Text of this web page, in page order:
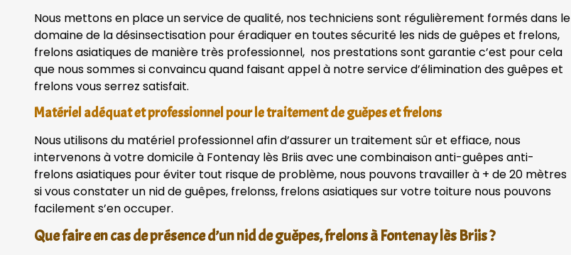
Nous mettons en place un service de qualité, nos techniciens sont régulièrement formés dans le
domaine de la désinsectisation pour éradiquer en toutes sécurité les nids de guêpes et frelons,
frelons asiatiques de manière très professionnel, nos prestations sont garantie c’est pour cela
que nous sommes si convaincu quand faisant appel à notre service d’élimination des guêpes et
frelons vous serrez satisfait.
Matériel adéquat et professionnel pour le traitement de guêpes et frelons
Nous utilisons du matériel professionnel afin d’assurer un traitement sûr et effiace, nous
intervenons à votre domicile à Fontenay lès Briis avec une combinaison anti-guêpes anti-
frelons asiatiques pour éviter tout risque de problème, nous pouvons travailler à + de 20 mètres
si vous constater un nid de guêpes, frelonss, frelons asiatiques sur votre toiture nous pouvons
facilement s’en occuper.
Que faire en cas de présence d’un nid de guêpes, frelons à Fontenay lès Briis ?